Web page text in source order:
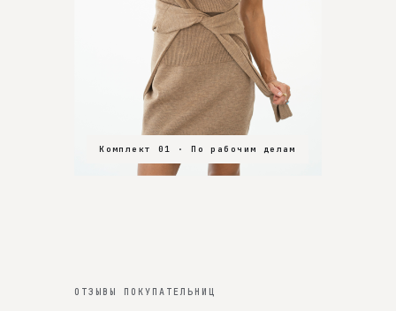
Комплект 01 · По рабочим делам
Комплект 02 · В зал
Комплект 03 · На особенный вечер
ОТЗЫВЫ ПОКУПАТЕЛЬНИЦ